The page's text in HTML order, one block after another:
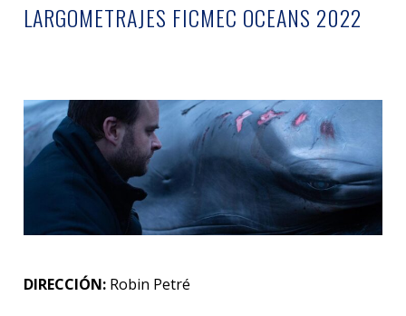
LARGOMETRAJES FICMEC OCEANS 2022
DIRECCIÓN: Robin Petré